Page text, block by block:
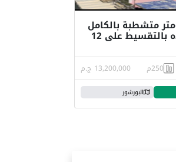
شقة للبيع استلام فوري 250 متر متشطبة بالكامل
في داون تاون العلمين الجديده بالتقسيط على 12
250م 13,200,000 ج.م
البورشور